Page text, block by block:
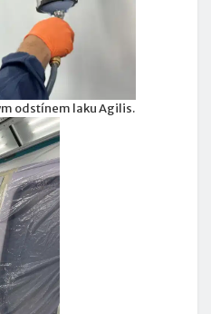
odstínem laku Agilis.